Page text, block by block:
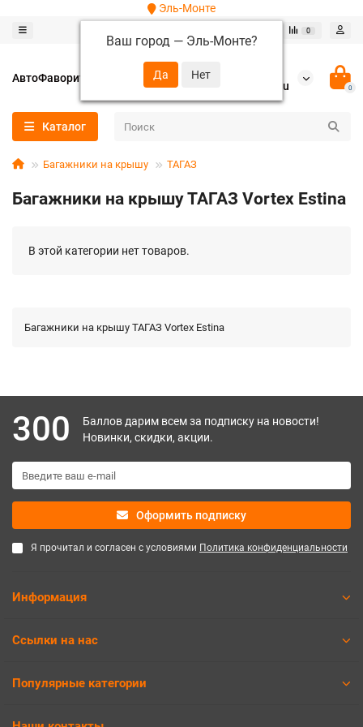
Эль-Монте
Ваш город — Эль-Монте?
0
АвтоФаворит
+7 (952) 288-64-62
autofavorit-spb@yandex.ru
0
Каталог
Багажники на крышу ТАГАЗ
Багажники на крышу ТАГАЗ Vortex Estina
В этой категории нет товаров.
Багажники на крышу ТАГАЗ Vortex Estina
300
Баллов дарим всем за подписку на новости!
Новинки, скидки, акции.
Оформить подписку
Я прочитал и согласен с условиями Политика конфиденциальности
Информация
Ссылки на нас
Популярные категории